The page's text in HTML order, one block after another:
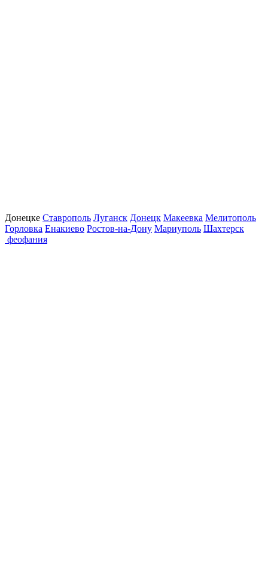
Донецке Ставрополь Луганск Донецк Макеевка Мелитополь
Горловка Енакиево Ростов-на-Дону Мариуполь Шахтерск
феофания